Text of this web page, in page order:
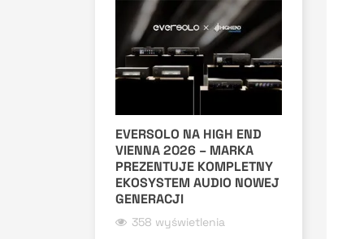
EVERSOLO NA HIGH END
VIENNA 2026 – MARKA
PREZENTUJE KOMPLETNY
EKOSYSTEM AUDIO NOWEJ
GENERACJI
358 wyświetlenia